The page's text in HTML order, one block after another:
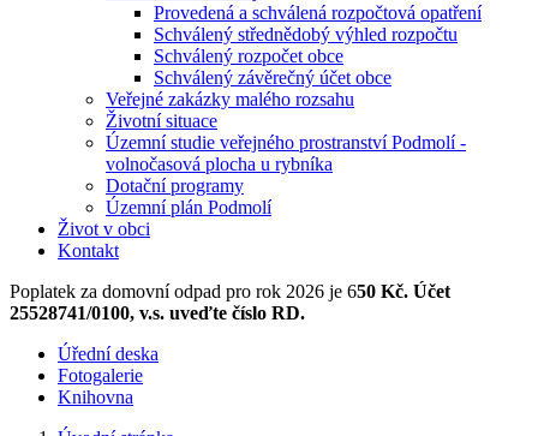
Provedená a schválená rozpočtová opatření
Schválený střednědobý výhled rozpočtu
Schválený rozpočet obce
Schválený závěrečný účet obce
Veřejné zakázky malého rozsahu
Životní situace
Územní studie veřejného prostranství Podmolí -
volnočasová plocha u rybníka
Dotační programy
Územní plán Podmolí
Život v obci
Kontakt
Poplatek za domovní odpad pro rok 2026 je 650 Kč. Účet
25528741/0100, v.s. uveďte číslo RD.
Úřední deska
Fotogalerie
Knihovna